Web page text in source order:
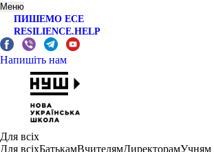
Меню
ПИШЕМО ЕСЕ
RESILIENCE.HELP
Напишіть нам
Для всіх
Для всіхБатькамВчителямДиректорамУчням